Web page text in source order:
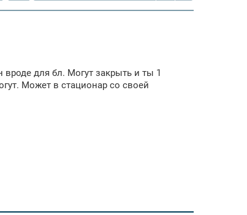
для бл. Могут закрыть и ты 1
Может в стационар со своей